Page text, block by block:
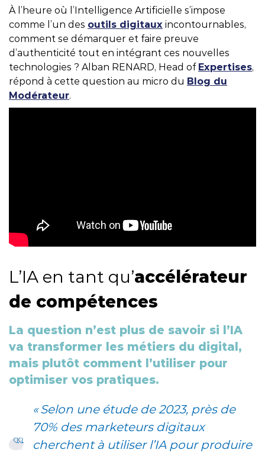
NOUS CONTACTER
À l’heure où l’Intelligence Artificielle s’impose
comme l’un des outils digitaux incontournables,
comment se démarquer et faire preuve
d’authenticité tout en intégrant ces nouvelles
technologies ? Alban RENARD, Head of Expertises,
répond à cette question au micro du Blog du
Modérateur.
L’IA en tant qu’accélérateur
de compétences
La question n’est plus de savoir si l’IA
va transformer les métiers du digital,
mais plutôt comment l’utiliser pour
optimiser vos pratiques.
« Selon une étude de 2023, près de
70% des marketeurs digitaux
cherchent à utiliser l’IA pour produire